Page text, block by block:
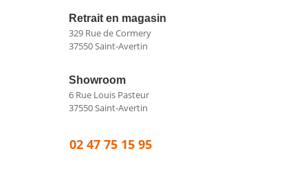
Retrait en magasin
329 Rue de Cormery
37550 Saint-Avertin
Showroom
6 Rue Louis Pasteur
37550 Saint-Avertin
02 47 75 15 95